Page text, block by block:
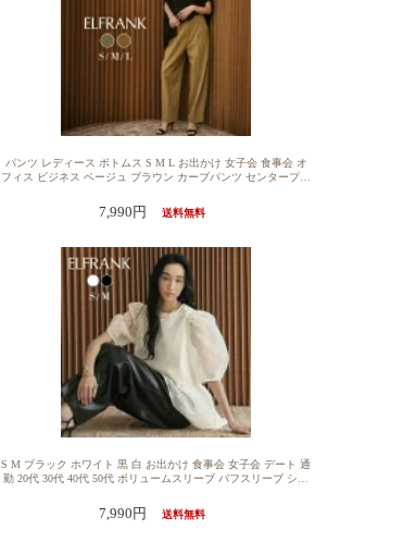
パンツ レディース ボトムス S M L お出かけ 女子会 食事会 オ
フィス ビジネス ベージュ ブラウン カーブパンツ センタープレ
いめ ワイドパンツ ロング ボトムス ロング丈 大人 カジュアル
おしゃれ 可愛い かわいい 20代 30代 40代 50代 ウエストゴム ゴ
る 自宅洗濯可能 リラックスパンツ
7,990円 送料無料
S M ブラック ホワイト 黒 白 お出かけ 食事会 女子会 デート 通
勤 20代 30代 40代 50代 ボリュームスリーブ パフスリーブ シア
ス レディース 半袖 きれいめ 1枚で決まる チュニック シャツ
ゆったり 着痩せ 大きいサイズ おしゃれ カジュアル 体型カバー
7,990円 送料無料